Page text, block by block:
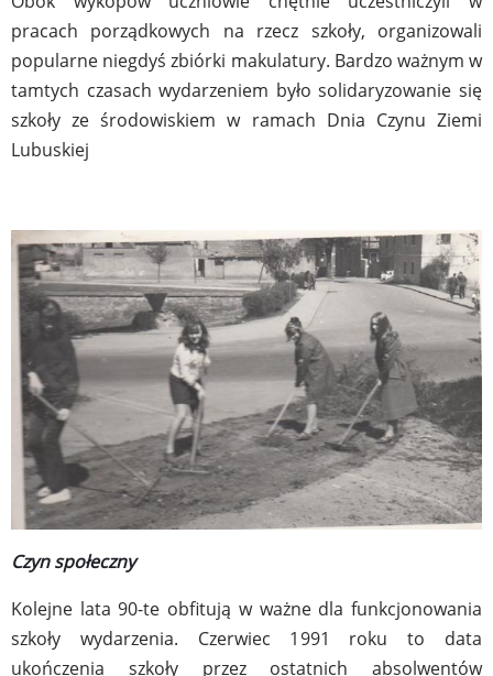
pracach porządkowych na rzecz szkoły, organizowali
popularne niegdyś zbiórki makulatury. Bardzo ważnym w
tamtych czasach wydarzeniem było solidaryzowanie się
szkoły ze środowiskiem w ramach Dnia Czynu Ziemi
Lubuskiej
Czyn społeczny
Kolejne lata 90-te obfitują w ważne dla funkcjonowania
szkoły wydarzenia. Czerwiec 1991 roku to data
ukończenia szkoły przez ostatnich absolwentów